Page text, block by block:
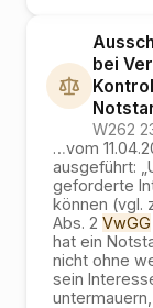
bei
W262
…vom
ausgeführt:
geforderte
können (vgl.
Abs. 2 VwGG
hat ein
nicht ohne
sein